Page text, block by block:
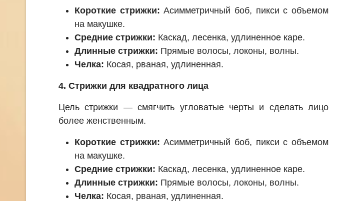
Короткие стрижки: Асимметричный боб, пикси с объемом
на макушке.
Средние стрижки: Каскад, лесенка, удлиненное каре.
Длинные стрижки: Прямые волосы, локоны, волны.
Челка: Косая, рваная, удлиненная.
4. Стрижки для квадратного лица
Цель стрижки — смягчить угловатые черты и сделать лицо
более женственным.
Короткие стрижки: Асимметричный боб, пикси с объемом
на макушке.
Средние стрижки: Каскад, лесенка, удлиненное каре.
Длинные стрижки: Прямые волосы, локоны, волны.
Челка: Косая, рваная, удлиненная.